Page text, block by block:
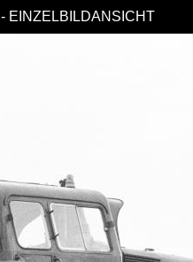
- EINZELBILDANSICHT